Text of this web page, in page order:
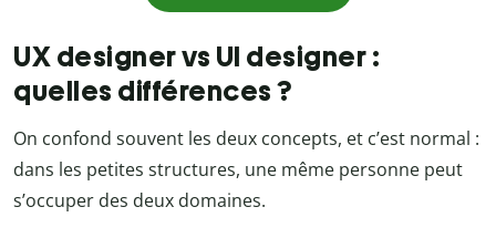
UX designer vs UI designer :
quelles différences ?
On confond souvent les deux concepts, et c’est normal :
dans les petites structures, une même personne peut
s’occuper des deux domaines.